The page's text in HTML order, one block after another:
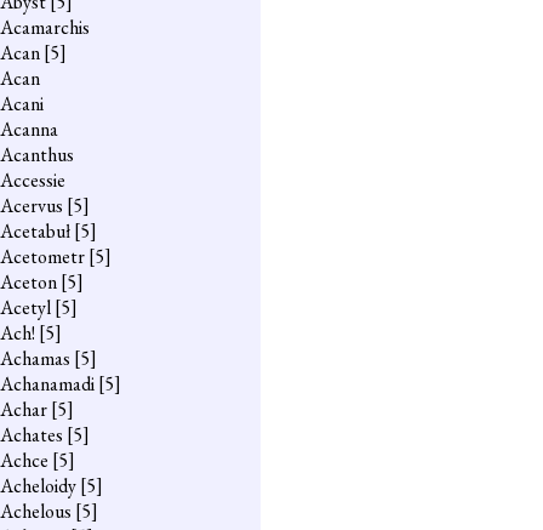
Acamarchis
Acan[5]
Acan
Acani
Acanna
Acanthus
Accessie
Acervus [5]
Acetabuł[5]
Acetometr[5]
Aceton[5]
Acetyl[5]
Ach! [5]
Achamas [5]
Achanamadi[5]
Achar[5]
Achates [5]
Achce [5]
Acheloidy[5]
Achelous [5]